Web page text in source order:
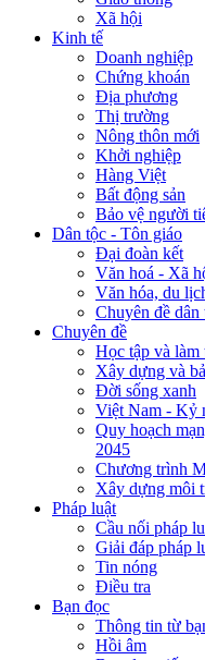
Xã hội
Kinh tế
Doanh nghiệp
Chứng khoán
Địa phương
Thị trường
Nông thôn mới
Khởi nghiệp
Hàng Việt
Bất động sản
Bảo vệ người
Dân tộc - Tôn giáo
Đại đoàn kết
Văn hoá - Xã
Văn hóa, du
Chuyên đề dân
Chuyên đề
Học tập và làm
Xây dựng và
Đời sống xanh
Việt Nam - Kỷ
Quy hoạch
2045
Chương trình
Xây dựng môi
Pháp luật
Cầu nối pháp
Giải đáp pháp
Tin nóng
Điều tra
Bạn đọc
Thông tin từ
Hồi âm